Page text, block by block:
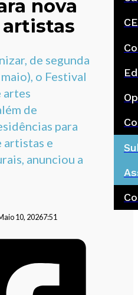
nova
de segunda
o Festival
artes
de
para
artistas e
anunciou a
10, 20267:51